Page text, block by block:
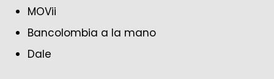
MOVii
Bancolombia a la mano
Dale